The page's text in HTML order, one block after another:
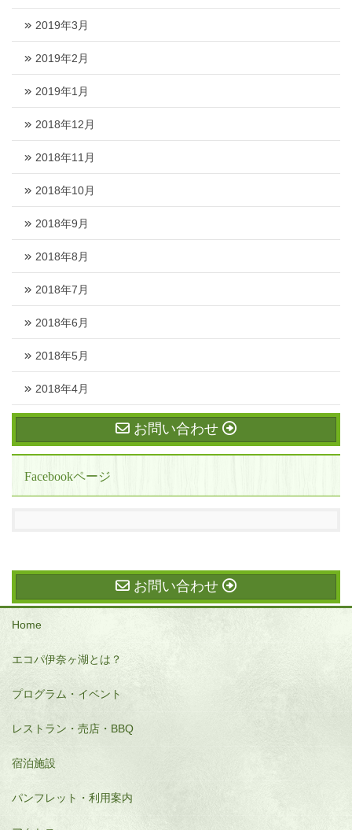
2019年3月
2019年2月
2019年1月
2018年12月
2018年11月
2018年10月
2018年9月
2018年8月
2018年7月
2018年6月
2018年5月
2018年4月
お問い合わせ
Facebookページ
お問い合わせ
Home
エコパ伊奈ヶ湖とは？
プログラム・イベント
レストラン・売店・BBQ
宿泊施設
パンフレット・利用案内